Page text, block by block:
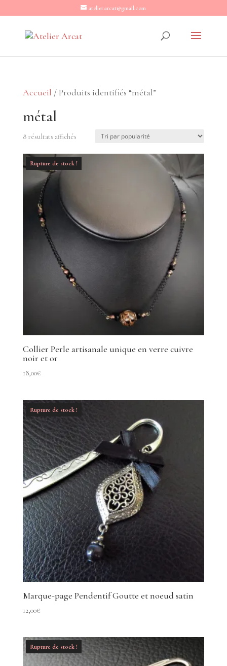
atelier.arcat@gmail.com
Accueil / Produits identifiés “métal”
métal
8 résultats affichésTrié
popularité
Rupture de stock !
Collier Perle artisanale unique en verre cuivre
noir et or
18,00€
Rupture de stock !
Marque-page Pendentif Goutte et noeud satin
12,00€
Rupture de stock !